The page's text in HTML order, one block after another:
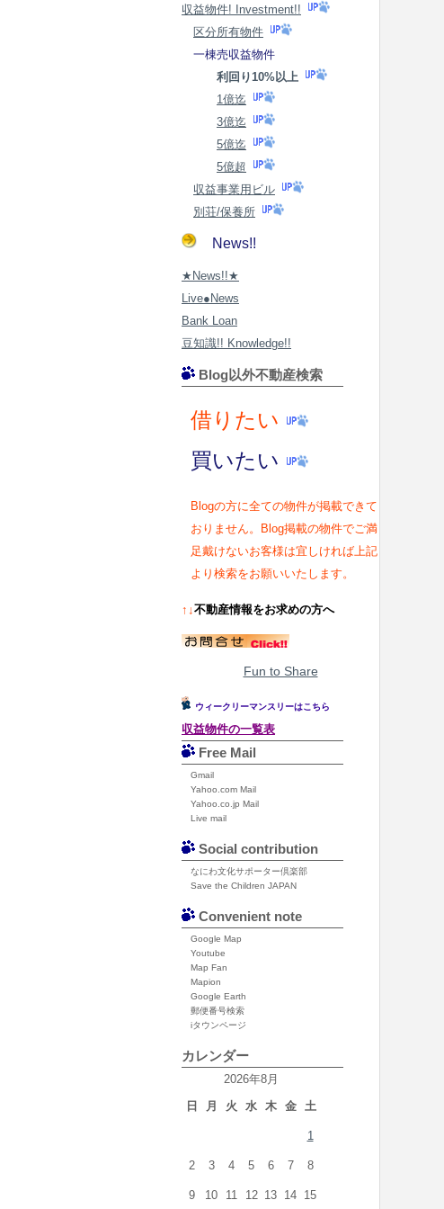
収益物件! Investment!!
区分所有物件
一棟売収益物件
利回り10%以上
1億迄
3億迄
5億迄
5億超
収益事業用ビル
別荘/保養所
News!!
★News!!★
Live●News
Bank Loan
豆知識!! Knowledge!!
Blog以外不動産検索
借りたい
買いたい
Blogの方に全ての物件が掲載できて
おりません。Blog掲載の物件でご満
足戴けないお客様は宜しければ上記
より検索をお願いいたします。
↑↓不動産情報をお求めの方へ
Fun to Share
ウィークリーマンスリーはこちら
収益物件の一覧表
Free Mail
Gmail
Yahoo.com Mail
Yahoo.co.jp Mail
Live mail
Social contribution
なにわ文化サポーター倶楽部
Save the Children JAPAN
Convenient note
Google Map
Youtube
Map Fan
Mapion
Google Earth
郵便番号検索
iタウンページ
カレンダー
2026年8月
日
月 火 水 木 金 土
1
2 3 4 5 6 7 8
9 10 11 12 13 14 15